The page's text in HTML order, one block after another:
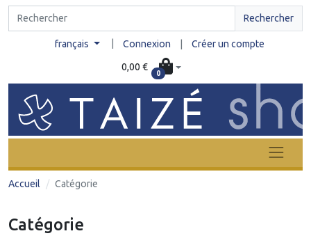
Rechercher
français Connexion Créer un compte
0,00 €
0
Accueil Catégorie
Catégorie